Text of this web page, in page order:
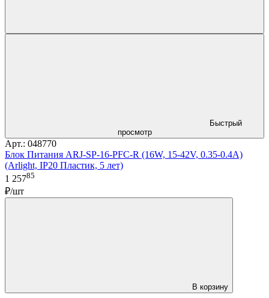
Быстрый
просмотр
Арт.: 048770
Блок Питания ARJ-SP-16-PFC-R (16W, 15-42V, 0.35-0.4A)
(Arlight, IP20 Пластик, 5 лет)
1 25785
₽/шт
В корзину